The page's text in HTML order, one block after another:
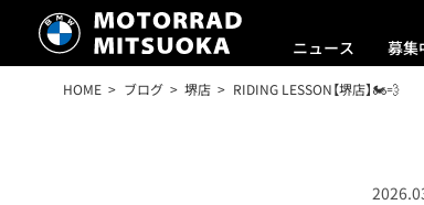
ニュース 募集
HOME ブログ 堺店 RIDING LESSON【堺店】🏍💨